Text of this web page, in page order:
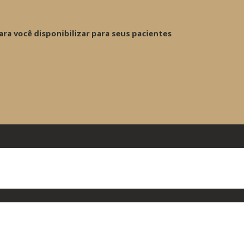
você disponibilizar para seus pacientes